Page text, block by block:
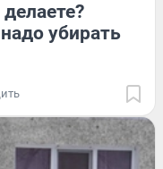
убирать